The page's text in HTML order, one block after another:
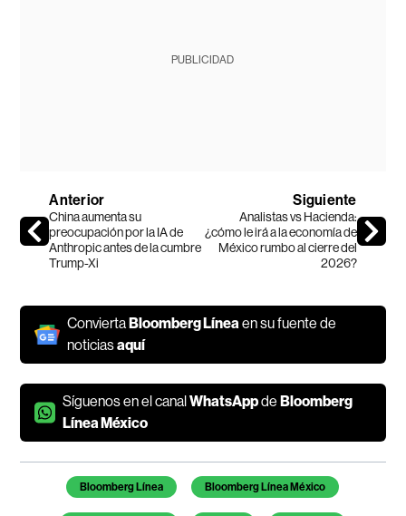
PUBLICIDAD
Anterior
China aumenta su
preocupación por la IA de
Anthropic antes de la cumbre
Trump-Xi
Siguiente
Analistas vs Hacienda:
¿cómo le irá a la economía de
México rumbo al cierre del
2026?
ConviertaBloomberg Líneaen su fuente de
noticiasaquí
Síguenos en el canalWhatsAppdeBloomberg
Línea México
Temas de este artículo
Bloomberg Línea Bloomberg Línea México